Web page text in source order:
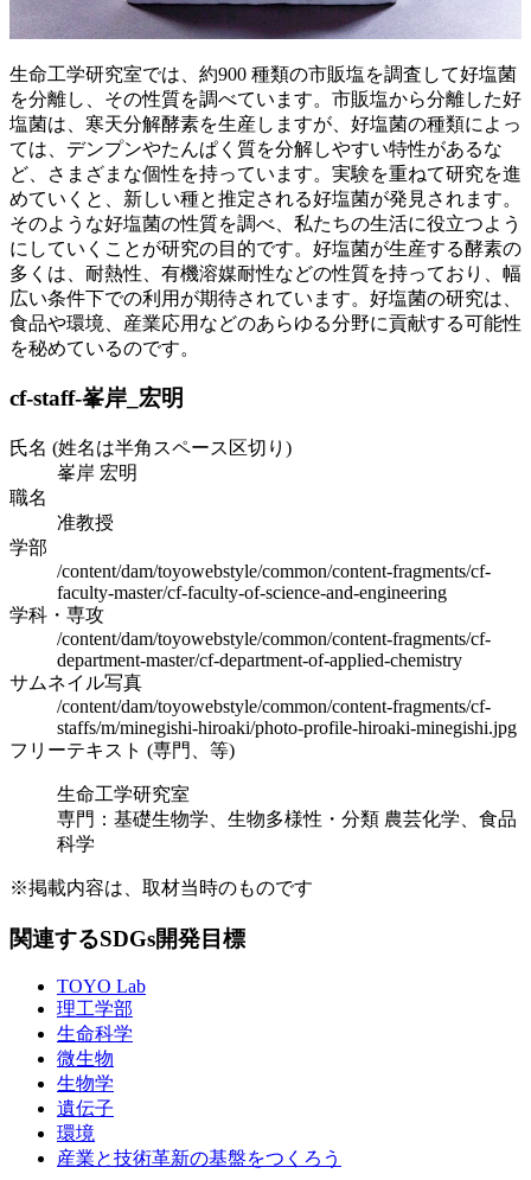
生命工学研究室では、約900 種類の市販塩を調査して好塩菌
を分離し、その性質を調べています。市販塩から分離した好
塩菌は、寒天分解酵素を生産しますが、好塩菌の種類によっ
ては、デンプンやたんぱく質を分解しやすい特性があるな
ど、さまざまな個性を持っています。実験を重ねて研究を進
めていくと、新しい種と推定される好塩菌が発見されます。
そのような好塩菌の性質を調べ、私たちの生活に役立つよう
にしていくことが研究の目的です。好塩菌が生産する酵素の
多くは、耐熱性、有機溶媒耐性などの性質を持っており、幅
広い条件下での利⽤が期待されています。好塩菌の研究は、
⾷品や環境、産業応⽤などのあらゆる分野に貢献する可能性
を秘めているのです。
cf-staff-峯岸_宏明
氏名 (姓名は半角スペース区切り)
峯岸 宏明
職名
准教授
学部
/content/dam/toyowebstyle/common/content-fragments/cf-
faculty-master/cf-faculty-of-science-and-engineering
学科・専攻
/content/dam/toyowebstyle/common/content-fragments/cf-
department-master/cf-department-of-applied-chemistry
サムネイル写真
/content/dam/toyowebstyle/common/content-fragments/cf-
staffs/m/minegishi-hiroaki/photo-profile-hiroaki-minegishi.jpg
フリーテキスト (専門、等)
生命工学研究室
専門：基礎生物学、生物多様性・分類 農芸化学、食品
科学
※掲載内容は、取材当時のものです
関連するSDGs開発目標
TOYO Lab
理工学部
生命科学
微生物
生物学
遺伝子
環境
産業と技術革新の基盤をつくろう